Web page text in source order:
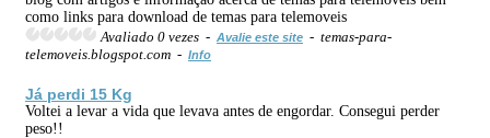
como links para download de temas para telemoveis
Avaliado 0 vezes - Avalie este site - temas-para-
telemoveis.blogspot.com - Info
Já perdi 15 Kg
Voltei a levar a vida que levava antes de engordar. Consegui perder
peso!!